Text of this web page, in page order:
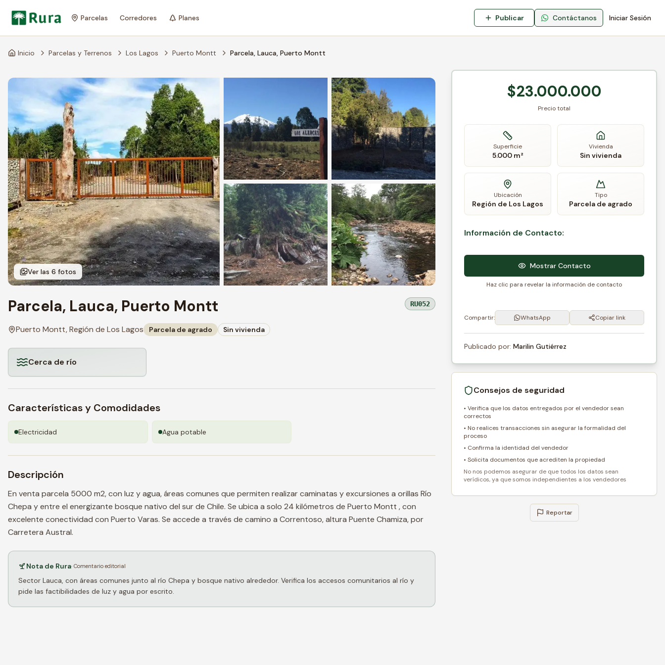
Parcelas Corredores Planes Publicar Contáctanos Iniciar Sesión
Inicio Parcelas y Terrenos Los Lagos Puerto Montt Parcela, Lauca, Puerto Montt
Ver las 6 fotos
Parcela, Lauca, Puerto Montt RU052
Puerto Montt,Región de Los Lagos Parcela de agrado Sin vivienda
Cerca de río
Características y Comodidades
Electricidad Agua potable
Descripción
En venta parcela 5000 m2, con luz y agua, áreas comunes que permiten realizar caminatas y excursiones a orillas Río
Chepa y entre el energizante bosque nativo del sur de Chile. Se ubica a solo 24 kilómetros de Puerto Montt , con
excelente conectividad con Puerto Varas. Se accede a través de camino a Correntoso, altura Puente Chamiza, por
Carretera Austral.
Nota de Rura· Comentario editorial
Sector Lauca, con áreas comunes junto al río Chepa y bosque nativo alrededor. Verifica los accesos comunitarios al río y
pide las factibilidades de luz y agua por escrito.
$23.000.000
Precio total
Superficie
5.000 m²
Vivienda
Sin vivienda
Ubicación
Región de Los Lagos
Tipo
Parcela de agrado
Información de Contacto:
Mostrar Contacto
Haz clic para revelar la información de contacto
Compartir: WhatsApp Copiar link
Publicado por: Marilin Gutiérrez
Consejos de seguridad
• Verifica que los datos entregados por el vendedor sean
correctos
• No realices transacciones sin asegurar la formalidad del
proceso
• Confirma la identidad del vendedor
• Solicita documentos que acrediten la propiedad
No nos podemos asegurar de que todos los datos sean
verídicos, ya que somos independientes a los vendedores
Reportar